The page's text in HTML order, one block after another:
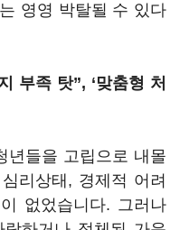
영영 박탈될 수 있다
부족 탓”, ‘맞춤형 처
년들을 고립으로 내몰
리상태, 경제적 어려
없었습니다. 그러나